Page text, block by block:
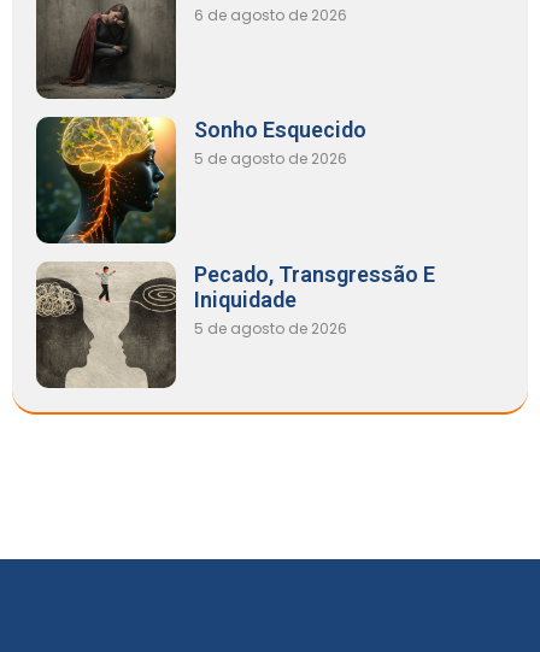
6 de agosto de 2026
Sonho Esquecido
5 de agosto de 2026
Pecado, Transgressão E
Iniquidade
5 de agosto de 2026